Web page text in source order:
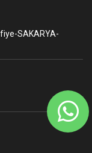
SAKARYA-
olabiliriz?